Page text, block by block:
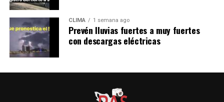
CLIMA 1 semana ago
Prevén lluvias fuertes a muy fuertes
con descargas eléctricas